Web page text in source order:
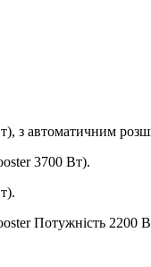
з автоматичним
3700 Вт).
Потужність 2200